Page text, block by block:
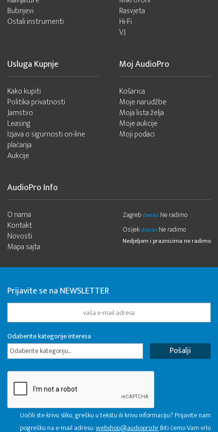
Bubnjevi
Ostali instrumenti
Rasvjeta
Hi-Fi
VJ
Usluga Kupnje
Kako kupiti
Politika privatnosti
Jamstvo
Leasing
Izjava o sigurnosti on-line
plaćanja
Aukcije
Moj AudioPro
Košarica
Moje narudžbe
Moja lista želja
Moje aukcije
Moji podaci
AudioPro Info
O nama
Kontakt
Novosti
Mapa sajta
Zagreb danas Ne radimo
Osijek danas Ne radimo
Nedjeljom i praznicima ne radimo
Prijavite se na NEWSLETTER
Odaberite kategorije interesa
Odaberite kategoriju...
Uočili ste krivu sliku, grešku u tekstu ili krivu informaciju? Prijavite nam
pogrešku na e-mail adresu:webshop@audiopro.hrBiti ćemo Vam vrlo